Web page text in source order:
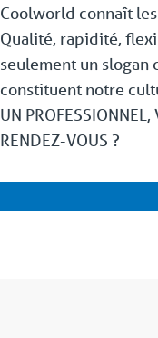
Coolworld connaît
Qualité, rapidité,
seulement un slogan
constituent notre
UN
RENDEZ-VOUS ?